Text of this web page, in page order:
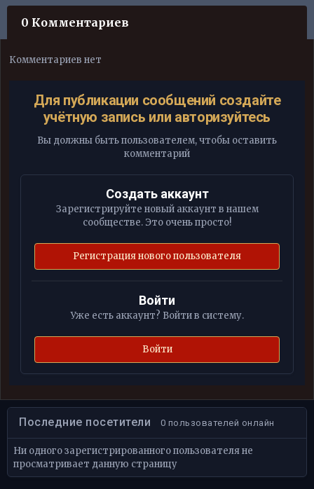
0 Комментариев
Комментариев нет
Для публикации сообщений создайте
учётную запись или авторизуйтесь
Вы должны быть пользователем, чтобы оставить
комментарий
Создать аккаунт
Зарегистрируйте новый аккаунт в нашем
сообществе. Это очень просто!
Регистрация нового пользователя
Войти
Уже есть аккаунт? Войти в систему.
Войти
Последние посетители 0 пользователей онлайн
Ни одного зарегистрированного пользователя не
просматривает данную страницу